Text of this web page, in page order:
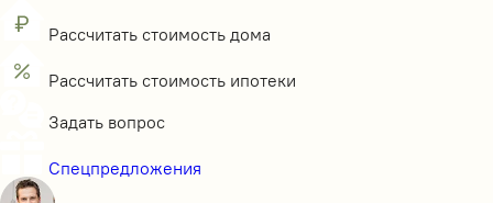
Рассчитать стоимость дома
Рассчитать стоимость ипотеки
Задать вопрос
Спецпредложения